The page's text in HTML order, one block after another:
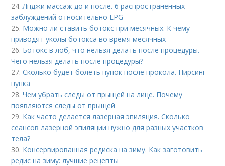
24. Лпджи массаж до и после. 6 распространенных
заблуждений относительно LPG
25. Можно ли ставить ботокс при месячных. К чему
приводят уколы ботокса во время месячных
26. Ботокс в лоб, что нельзя делать после процедуры.
Чего нельзя делать после процедуры?
27.Сколько будет болеть пупок после прокола. Пирсинг
пупка
28.Чем убрать следы от прыщей на лице. Почему
появляются следы от прыщей
29. Как часто делается лазерная эпиляция. Сколько
сеансов лазерной эпиляции нужно для разных участков
тела?
30. Консервированная редиска на зиму. Как заготовить
редис на зиму: лучшие рецепты